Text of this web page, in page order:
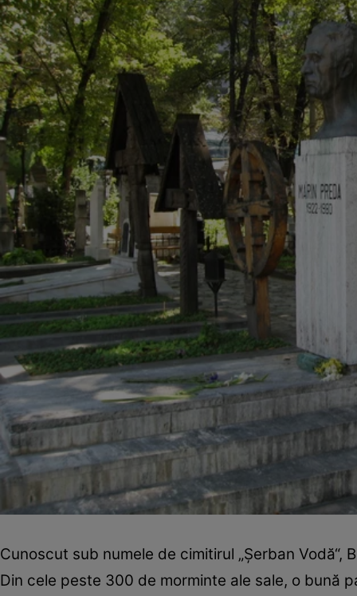
Cunoscut sub numele de cimitirul „Şerban
Din cele peste 300 de morminte ale sale, o bună